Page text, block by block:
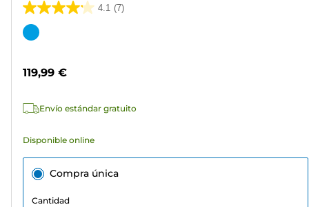
4.1 (7)
4.1
de
Cartucho
119,99 €
Envío estándar gratuito
Disponible online
Compra única
Cantidad